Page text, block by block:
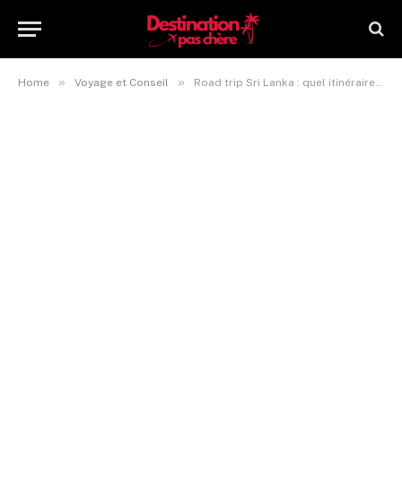
Home » Voyage et Conseil » Road trip Sri Lanka : quel itinéraire suivre ?